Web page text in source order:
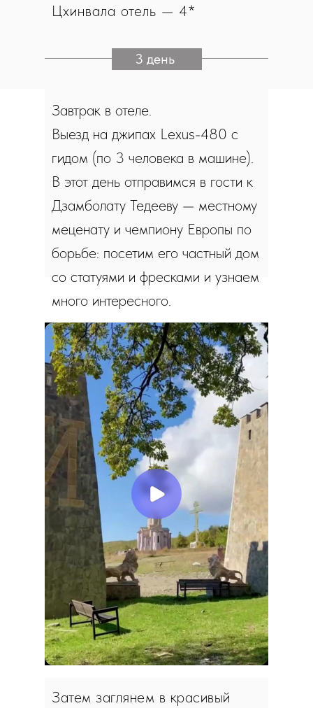
Цхинвала отель — 4*
3 день
Затем заглянем в красивый
Завтрак в отеле.
Выезд на джипах Lexus-480 с
гидом (по 3 человека в машине).
В этот день отправимся в гости к
Дзамболату Тедееву — местному
меценату и чемпиону Европы по
борьбе: посетим его частный дом
со статуями и фресками и узнаем
много интересного.